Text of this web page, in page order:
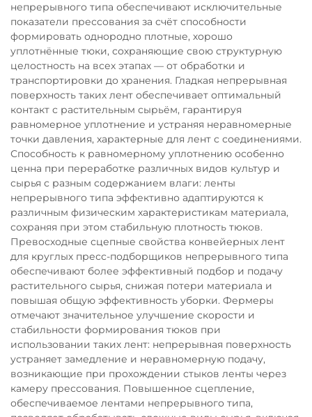
непрерывного типа обеспечивают исключительные
показатели прессования за счёт способности
формировать однородно плотные, хорошо
уплотнённые тюки, сохраняющие свою структурную
целостность на всех этапах — от обработки и
транспортировки до хранения. Гладкая непрерывная
поверхность таких лент обеспечивает оптимальный
контакт с растительным сырьём, гарантируя
равномерное уплотнение и устраняя неравномерные
точки давления, характерные для лент с соединениями.
Способность к равномерному уплотнению особенно
ценна при переработке различных видов культур и
сырья с разным содержанием влаги: ленты
непрерывного типа эффективно адаптируются к
различным физическим характеристикам материала,
сохраняя при этом стабильную плотность тюков.
Превосходные сцепные свойства конвейерных лент
для круглых пресс-подборщиков непрерывного типа
обеспечивают более эффективный подбор и подачу
растительного сырья, снижая потери материала и
повышая общую эффективность уборки. Фермеры
отмечают значительное улучшение скорости и
стабильности формирования тюков при
использовании таких лент: непрерывная поверхность
устраняет замедление и неравномерную подачу,
возникающие при прохождении стыков ленты через
камеру прессования. Повышенное сцепление,
обеспечиваемое лентами непрерывного типа,